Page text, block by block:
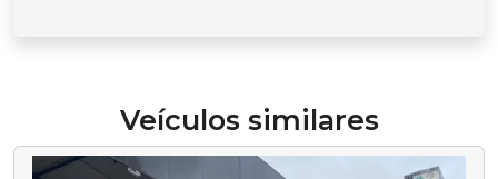
Veículos similares